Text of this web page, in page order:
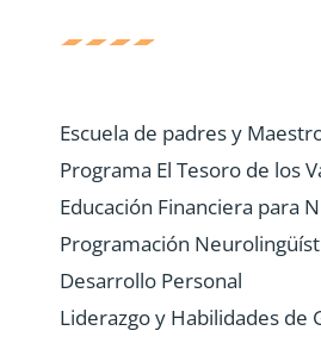
Escuela de padres y
Programa El Tesoro de los
Educación Financiera para
Programación
Desarrollo Personal
Liderazgo y Habilidades de